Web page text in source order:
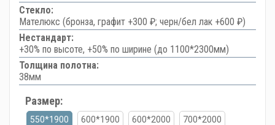
Стекло:
Мателюкс (бронза, графит +300 ₽; черн/бел лак +600 ₽)
Нестандарт:
+30% по высоте, +50% по ширине (до 1100*2300мм)
Толщина полотна:
38мм
Размер:
550*1900 600*1900 600*2000 700*2000